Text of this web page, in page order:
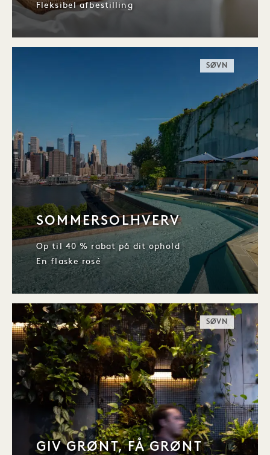
Fleksibel afbestilling
SØVN
SOMMERSOLHVERV
Op til 40 % rabat på dit ophold
En flaske rosé
SØVN
GIV GRØNT, FÅ GRØNT